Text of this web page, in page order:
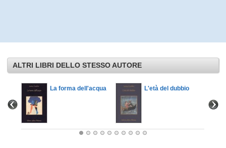
ALTRI LIBRI DELLO STESSO AUTORE
La forma dell'acqua L'età del dubbio